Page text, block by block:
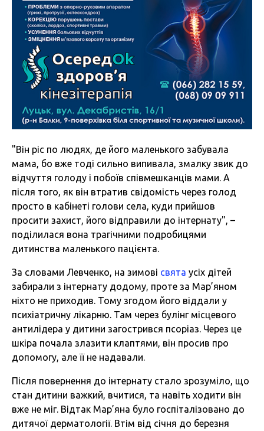
"Він ріс по людях, де його маленького забувала
мама, бо вже тоді сильно випивала, змалку звик до
відчуття голоду і побоїв співмешканців мами. А
після того, як він втратив свідомість через голод
просто в кабінеті голови села, куди прийшов
просити захист, його відправили до інтернату", –
поділилася вона трагічними подробицями
дитинства маленького пацієнта.
За словами Левченко, на зимові свята усіх дітей
забирали з інтернату додому, проте за Мар’яном
ніхто не приходив. Тому згодом його віддали у
психіатричну лікарню. Там через булінг місцевого
антилідера у дитини загострився псоріаз. Через це
шкіра почала злазити клаптями, він просив про
допомогу, але її не надавали.
Після повернення до інтернату стало зрозуміло, що
стан дитини важкий, вчитися, та навіть ходити він
вже не міг. Відтак Мар’яна було госпіталізовано до
дитячої дерматології. Втім від січня до березня